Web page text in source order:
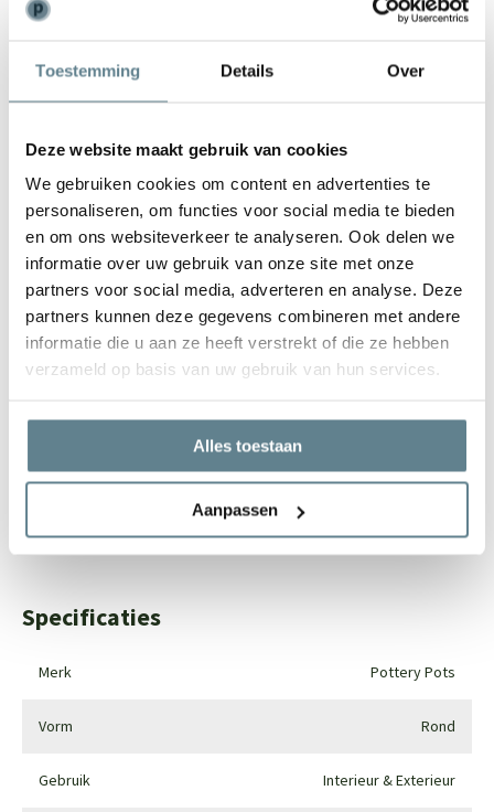
Toestemming Details Over
Deze website maakt gebruik van cookies
We gebruiken cookies om content en advertenties te
personaliseren, om functies voor social media te bieden
en om ons websiteverkeer te analyseren. Ook delen we
informatie over uw gebruik van onze site met onze
partners voor social media, adverteren en analyse. Deze
partners kunnen deze gegevens combineren met andere
informatie die u aan ze heeft verstrekt of die ze hebben
verzameld op basis van uw gebruik van hun services.
Alles toestaan
Aanpassen
Weinig onderhoud
De plantenbak is zeer gemakkelijk in onderhoud. Is de plantenbak
borstel of doek en met lauw water. Gebruik
geen
We staan voor je klaar
Wil je advies of heb je een vraag? Neem contact op met ons
team!
Bel0344-228104
Mailinfo@polyesterplantenbakken.nl
0344-228104
Specificaties
Merk Pottery Pots
Vorm Rond
Gebruik Interieur & Exterieur